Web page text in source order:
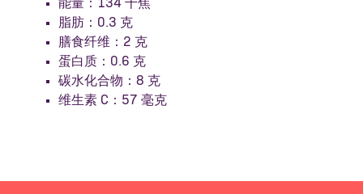
能量：134 千焦
脂肪：0.3 克
膳食纤维：2 克
蛋白质：0.6 克
碳水化合物：8 克
维生素 C：57 毫克